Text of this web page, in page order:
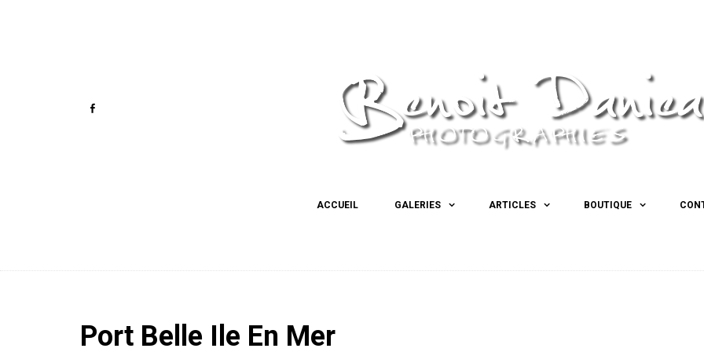
ACCUEIL GALERIES ARTICLES BOUTIQUE
Port Belle Ile En Mer